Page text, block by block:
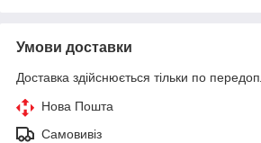
Умови доставки
Доставка здійснюється тільки по
Нова Пошта
Самовивіз